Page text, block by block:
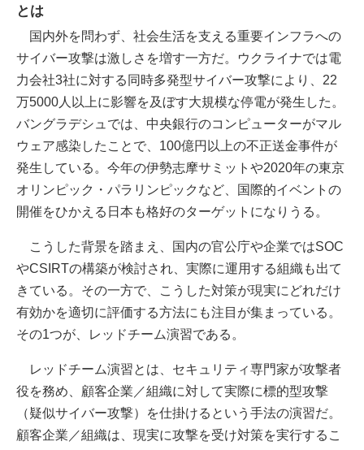
とは
国内外を問わず、社会生活を支える重要インフラへの
サイバー攻撃は激しさを増す一方だ。ウクライナでは電
力会社3社に対する同時多発型サイバー攻撃により、22
万5000人以上に影響を及ぼす大規模な停電が発生した。
バングラデシュでは、中央銀行のコンピューターがマル
ウェア感染したことで、100億円以上の不正送金事件が
発生している。今年の伊勢志摩サミットや2020年の東京
オリンピック・パラリンピックなど、国際的イベントの
開催をひかえる日本も格好のターゲットになりうる。
こうした背景を踏まえ、国内の官公庁や企業ではSOC
やCSIRTの構築が検討され、実際に運用する組織も出て
きている。その一方で、こうした対策が現実にどれだけ
有効かを適切に評価する方法にも注目が集まっている。
その1つが、レッドチーム演習である。
レッドチーム演習とは、セキュリティ専門家が攻撃者
役を務め、顧客企業／組織に対して実際に標的型攻撃
（疑似サイバー攻撃）を仕掛けるという手法の演習だ。
顧客企業／組織は、現実に攻撃を受け対策を実行するこ